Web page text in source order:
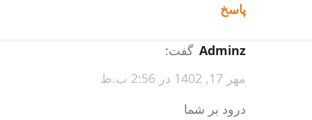
پاسخ
Adminz
گفت:
مهر 17, 1402 در 2:56 ب.ظ
درود بر شما